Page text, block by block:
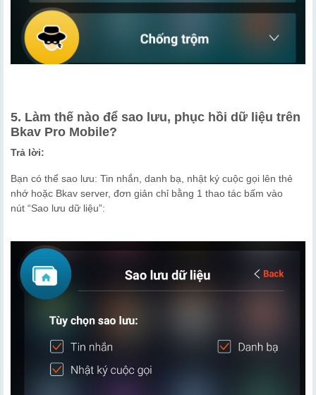
5. Làm thế nào để sao lưu, phục hồi dữ liệu trên
Bkav Pro Mobile?
Trả lời:
Bạn có thể sao lưu: Tin nhắn, danh bạ, nhật ký cuộc gọi lên thẻ
nhớ hoặc Bkav server, đơn giản chỉ bằng 1 thao tác bấm vào
nút “Sao lưu dữ liệu”: